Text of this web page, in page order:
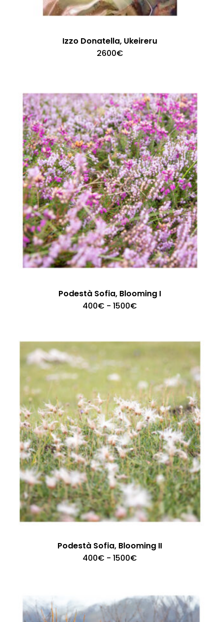
Izzo Donatella, Ukeireru
2600€
Podestà Sofia, Blooming I
400€ - 1500€
a
1500€
Podestà Sofia, Blooming II
400€ - 1500€
a
1500€